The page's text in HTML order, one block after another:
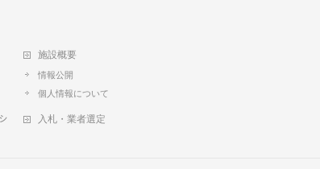
施設概要
情報公開
個人情報について
入札・業者選定